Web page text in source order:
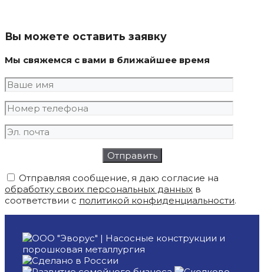
Вы можете оставить заявку
Мы свяжемся с вами в ближайшее время
Отправляя сообщение, я даю согласие на
обработку своих персональных данных в
соответствии с политикой конфиденциальности.